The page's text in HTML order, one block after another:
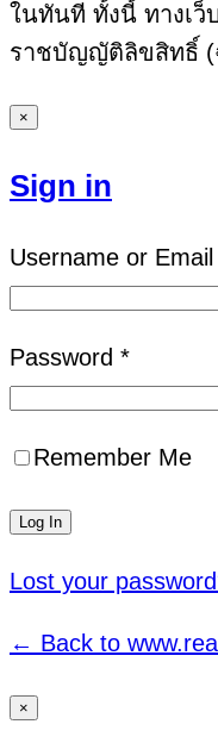
ในทันที ทั้งนี้ ทางเ
ราชบัญญัติลิขสิทธิ์ (
×
Sign in
Username or
Password *
Remember Me
Lost your
← Back to
×